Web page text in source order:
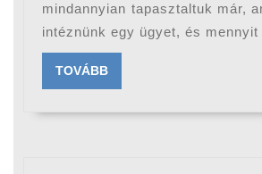
mindannyian tapasztaltuk már,
intéznünk egy ügyet, és mennyit
TOVÁBBTOVÁBB